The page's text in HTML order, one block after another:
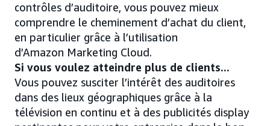
contrôles d’auditoire, vous pouvez mieux
comprendre le cheminement d’achat du client,
en particulier grâce à l’utilisation
d’Amazon Marketing Cloud.
Si vous voulez atteindre plus de clients...
Vous pouvez susciter l’intérêt des auditoires
dans des lieux géographiques grâce à la
télévision en continu et à des publicités display